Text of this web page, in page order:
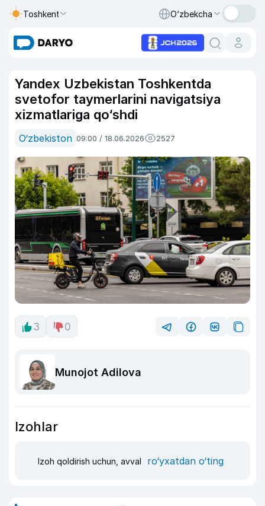
Toshkent O‘zbekcha
Yandex Uzbekistan Toshkentda
svetofor taymerlarini navigatsiya
xizmatlariga qo‘shdi
O‘zbekiston 09:00 / 18.06.2026 2527
3 0
Munojot Adilova
Izohlar
Izoh qoldirish uchun, avval ro‘yxatdan o‘ting